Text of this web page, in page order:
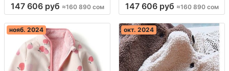
147 606 руб ≈160 890 сом 147 606 руб ≈160 890 сом
нояб. 2024 окт. 2024